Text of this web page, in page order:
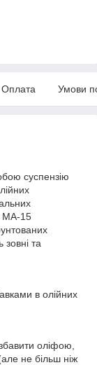
Оплата Умови
суспензію
МА-15
та
в олійних
оліфою,
не більш ніж